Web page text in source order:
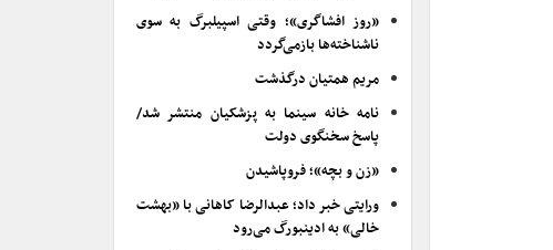
«روز افشاگری»؛ وقتی اسپیلبرگ به سوی
ناشناخته‌ها بازمی‌گردد
مریم همتیان درگذشت
نامه خانه سینما به پزشکیان منتشر شد/
پاسخ سخنگوی دولت
«زن و بچه»؛ فروپاشیدن
ورایتی خبر داد؛ عبدالرضا کاهانی با «بهشت
خالی» به ادینبورگ می‌رود